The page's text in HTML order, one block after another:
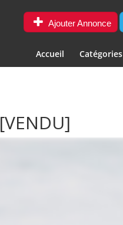
Ajouter Annonce
Accueil Catégories
[VENDU]